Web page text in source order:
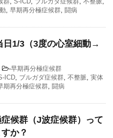
早期再分極症候群 闘病
日1/3（3度の心室細動→
-早期再分極症候群
ICD ブルガダ症候群 不整脈 実体
期再分極症候群 闘病
候群（J波症候群）って
か？